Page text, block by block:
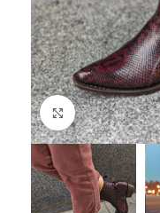
Click to enlarge